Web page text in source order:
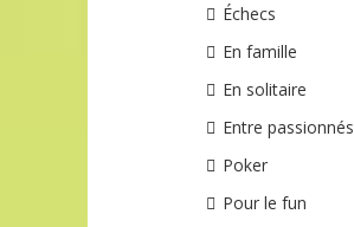
Échecs
En famille
En solitaire
Entre passionnés
Poker
Pour le fun